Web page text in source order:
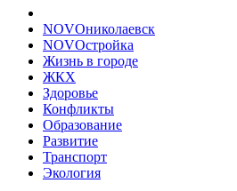
NOVOниколаевск
NOVOстройка
Жизнь в городе
ЖКХ
Здоровье
Конфликты
Образование
Развитие
Транспорт
Экология